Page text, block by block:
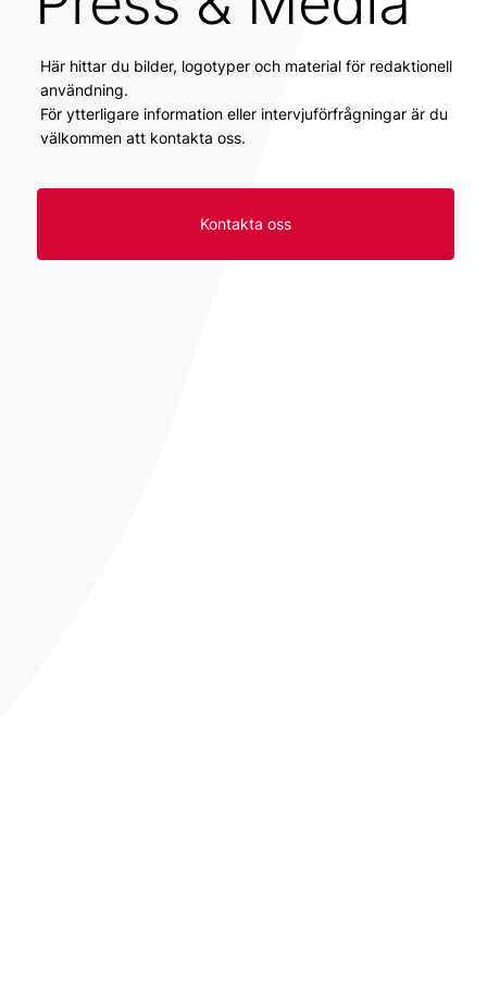
Här hittar du bilder, logotyper och material för redaktionell
användning.
För ytterligare information eller intervjuförfrågningar är du
välkommen att kontakta oss.
Kontakta oss